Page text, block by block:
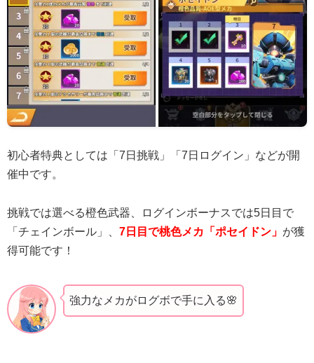
初心者特典としては「7日挑戦」「7日ログイン」などが開
催中です。
挑戦では選べる橙色武器、ログインボーナスでは5日目で
「チェインボール」、 7日目で桃色メカ「ポセイドン」 が獲
得可能です！
強力なメカがログボで手に入る🌸